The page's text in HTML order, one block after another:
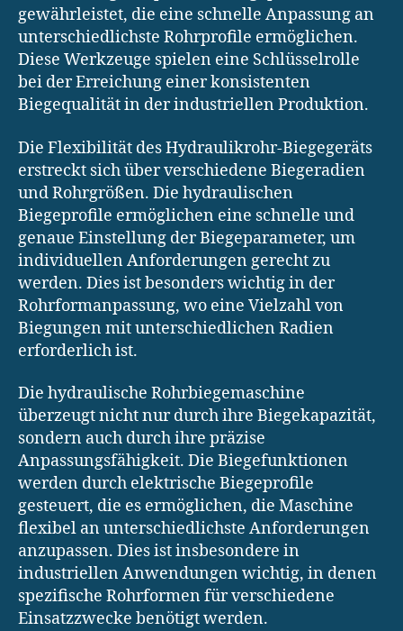
gewährleistet, die eine schnelle Anpassung an
unterschiedlichste Rohrprofile ermöglichen.
Diese Werkzeuge spielen eine Schlüsselrolle
bei der Erreichung einer konsistenten
Biegequalität in der industriellen Produktion.
Die Flexibilität des Hydraulikrohr-Biegegeräts
erstreckt sich über verschiedene Biegeradien
und Rohrgrößen. Die hydraulischen
Biegeprofile ermöglichen eine schnelle und
genaue Einstellung der Biegeparameter, um
individuellen Anforderungen gerecht zu
werden. Dies ist besonders wichtig in der
Rohrformanpassung, wo eine Vielzahl von
Biegungen mit unterschiedlichen Radien
erforderlich ist.
Die hydraulische Rohrbiegemaschine
überzeugt nicht nur durch ihre Biegekapazität,
sondern auch durch ihre präzise
Anpassungsfähigkeit. Die Biegefunktionen
werden durch elektrische Biegeprofile
gesteuert, die es ermöglichen, die Maschine
flexibel an unterschiedlichste Anforderungen
anzupassen. Dies ist insbesondere in
industriellen Anwendungen wichtig, in denen
spezifische Rohrformen für verschiedene
Einsatzzwecke benötigt werden.